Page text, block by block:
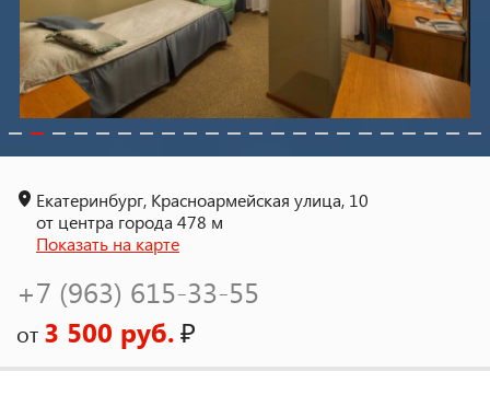
Екатеринбург, Красноармейская улица, 10
от центра города 478 м
Показать на карте
+7 (963) 615-33-55
от 3 500 руб.₽